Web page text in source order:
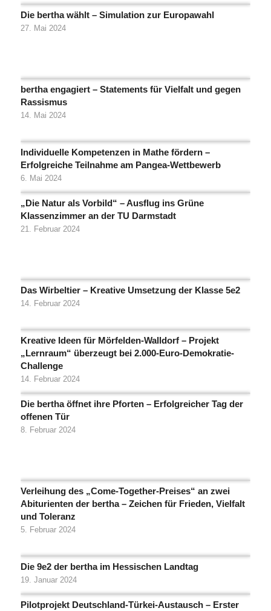
Die bertha wählt – Simulation zur Europawahl
27. Mai 2024
bertha engagiert – Statements für Vielfalt und gegen
Rassismus
14. Mai 2024
Individuelle Kompetenzen in Mathe fördern –
Erfolgreiche Teilnahme am Pangea-Wettbewerb
6. Mai 2024
„Die Natur als Vorbild“ – Ausflug ins Grüne
Klassenzimmer an der TU Darmstadt
21. Februar 2024
Das Wirbeltier – Kreative Umsetzung der Klasse 5e2
14. Februar 2024
Kreative Ideen für Mörfelden-Walldorf – Projekt
„Lernraum“ überzeugt bei 2.000-Euro-Demokratie-
Challenge
14. Februar 2024
Die bertha öffnet ihre Pforten – Erfolgreicher Tag der
offenen Tür
8. Februar 2024
Verleihung des „Come-Together-Preises“ an zwei
Abiturienten der bertha – Zeichen für Frieden, Vielfalt
und Toleranz
5. Februar 2024
Die 9e2 der bertha im Hessischen Landtag
19. Januar 2024
Pilotprojekt Deutschland-Türkei-Austausch – Erster